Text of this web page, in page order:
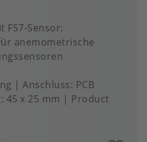
FS7-Sensor:
anemometrische
Anschluss PCB
45 x 25 mm
Product